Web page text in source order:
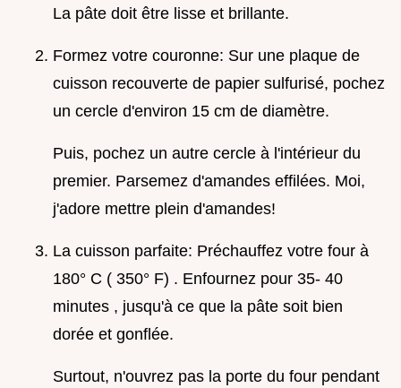
La pâte doit être lisse et brillante.
Formez votre couronne: Sur une plaque de
cuisson recouverte de papier sulfurisé, pochez
un cercle d'environ 15 cm de diamètre.
Puis, pochez un autre cercle à l'intérieur du
premier. Parsemez d'amandes effilées. Moi,
j'adore mettre plein d'amandes!
La cuisson parfaite: Préchauffez votre four à
180° C ( 350° F) . Enfournez pour 35- 40
minutes , jusqu'à ce que la pâte soit bien
dorée et gonflée.
Surtout, n'ouvrez pas la porte du four pendant